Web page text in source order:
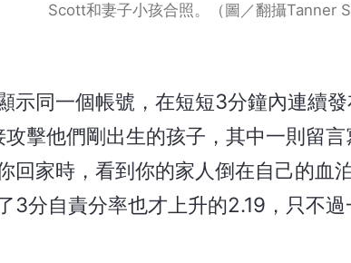
Scott和妻子小孩合照。（圖／翻攝Tanner
示同一個帳號，在短短3分鐘內連續
擊他們剛出生的孩子，其中一則留
回家時，看到你的家人倒在自己的血
3分自責分率也才上升的2.19，只不